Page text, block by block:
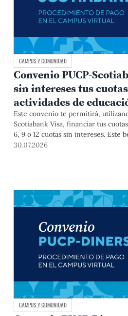
CAMPUS Y COMUNIDAD
Convenio PUCP-
sin intereses tus
actividades de
Este convenio te permitirá,
Scotiabank Visa, financiar tus
6, 9 o 12 cuotas sin intereses. Este
hasta el 31 de diciembre de 2026, y
30.07.2026
CAMPUS Y COMUNIDAD